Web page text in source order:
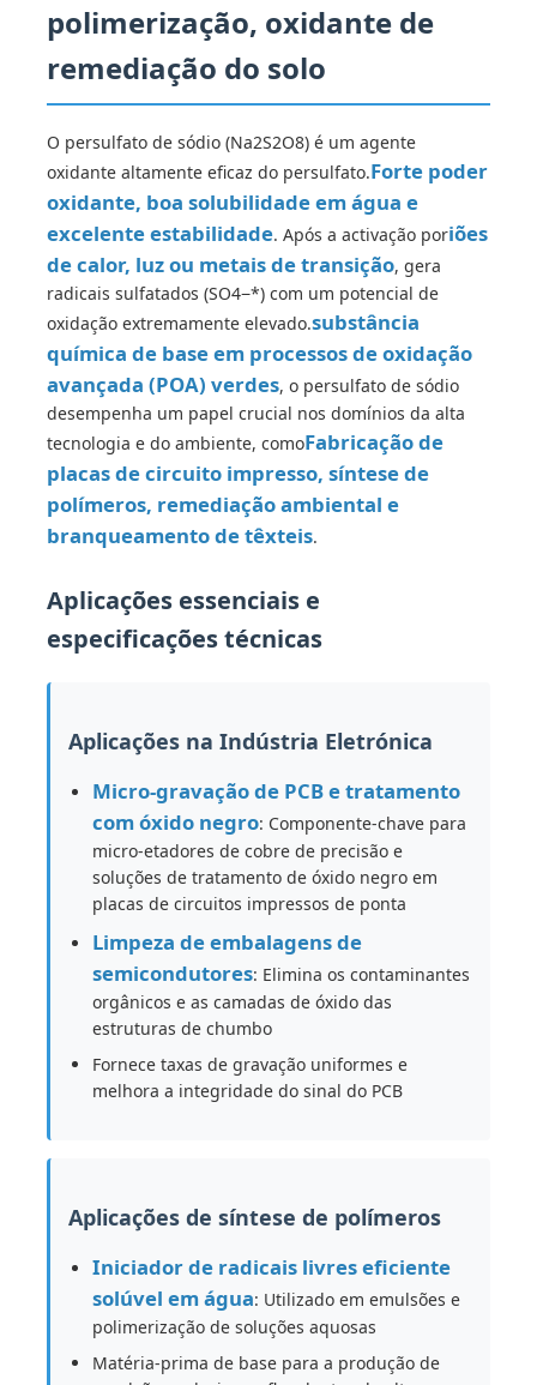
Casa
Produtos
Vídeos
Quem Somos
Fábrica
Controle de Qualidade
Fale Conosco
notícias
Todos os casos
Persulfatos
Cloreto
Aditivos de petróleo
Enchimento químico
Produtos químicos de processo mineral
Aditivos alimentares
Produtos químicos metalúrgicos
Matéria-prima de electrónica
polimerização, oxidante de
remediação do solo
O persulfato de sódio (Na2S2O8) é um agente
oxidante altamente eficaz do persulfato.Forte poder
oxidante, boa solubilidade em água e
excelente estabilidade. Após a activação poriões
de calor, luz ou metais de transição, gera
radicais sulfatados (SO4−*) com um potencial de
oxidação extremamente elevado.substância
química de base em processos de oxidação
avançada (POA) verdes, o persulfato de sódio
desempenha um papel crucial nos domínios da alta
tecnologia e do ambiente, comoFabricação de
placas de circuito impresso, síntese de
polímeros, remediação ambiental e
branqueamento de têxteis.
Aplicações essenciais e
especificações técnicas
Aplicações na Indústria Eletrónica
Micro-gravação de PCB e tratamento
com óxido negro: Componente-chave para
micro-etadores de cobre de precisão e
soluções de tratamento de óxido negro em
placas de circuitos impressos de ponta
Limpeza de embalagens de
semicondutores: Elimina os contaminantes
orgânicos e as camadas de óxido das
estruturas de chumbo
Fornece taxas de gravação uniformes e
melhora a integridade do sinal do PCB
Aplicações de síntese de polímeros
Iniciador de radicais livres eficiente
solúvel em água: Utilizado em emulsões e
polimerização de soluções aquosas
Matéria-prima de base para a produção de